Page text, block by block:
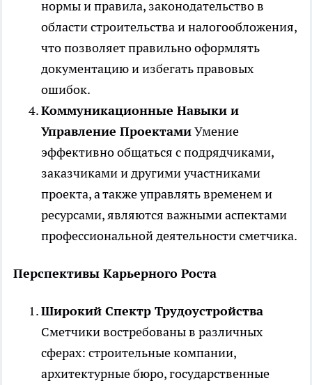
нормы и правила, законодательство в
области строительства и налогообложения,
что позволяет правильно оформлять
документацию и избегать правовых
ошибок.
Коммуникационные Навыки и
Управление ПроектамиУмение
эффективно общаться с подрядчиками,
заказчиками и другими участниками
проекта, а также управлять временем и
ресурсами, являются важными аспектами
профессиональной деятельности сметчика.
Перспективы Карьерного Роста
Широкий Спектр Трудоустройства
Сметчики востребованы в различных
сферах: строительные компании,
архитектурные бюро, государственные